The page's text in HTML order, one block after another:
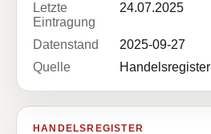
Letzte
Eintragung
24.07.2025
Datenstand
2025-09-27
Quelle
Handelsregister
HANDELSREGISTER